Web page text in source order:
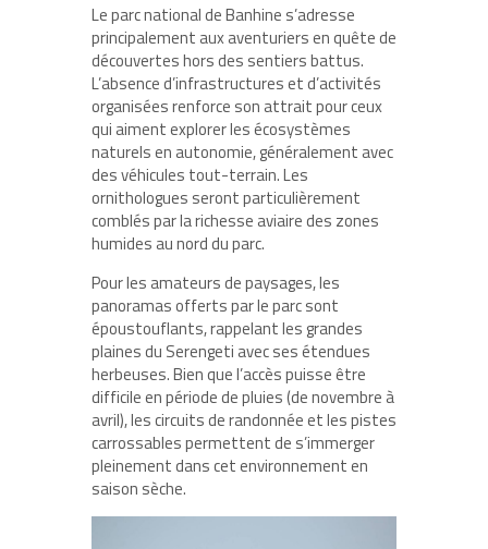
Le parc national de Banhine s’adresse
principalement aux aventuriers en quête de
découvertes hors des sentiers battus.
L’absence d’infrastructures et d’activités
organisées renforce son attrait pour ceux
qui aiment explorer les écosystèmes
naturels en autonomie, généralement avec
des véhicules tout-terrain. Les
ornithologues seront particulièrement
comblés par la richesse aviaire des zones
humides au nord du parc.
Pour les amateurs de paysages, les
panoramas offerts par le parc sont
époustouflants, rappelant les grandes
plaines du Serengeti avec ses étendues
herbeuses. Bien que l’accès puisse être
difficile en période de pluies (de novembre à
avril), les circuits de randonnée et les pistes
carrossables permettent de s’immerger
pleinement dans cet environnement en
saison sèche.